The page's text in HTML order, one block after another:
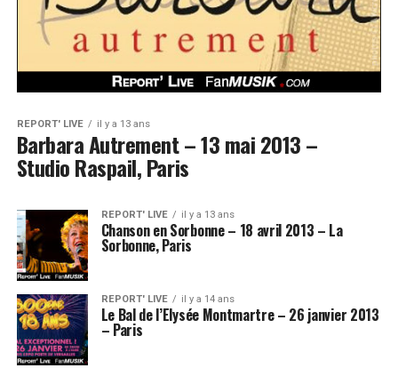
REPORT' LIVE il y a 13 ans
Barbara Autrement – 13 mai 2013 –
Studio Raspail, Paris
REPORT' LIVE il y a 13 ans
Chanson en Sorbonne – 18 avril 2013 – La
Sorbonne, Paris
REPORT' LIVE il y a 14 ans
Le Bal de l’Elysée Montmartre – 26 janvier 2013
– Paris